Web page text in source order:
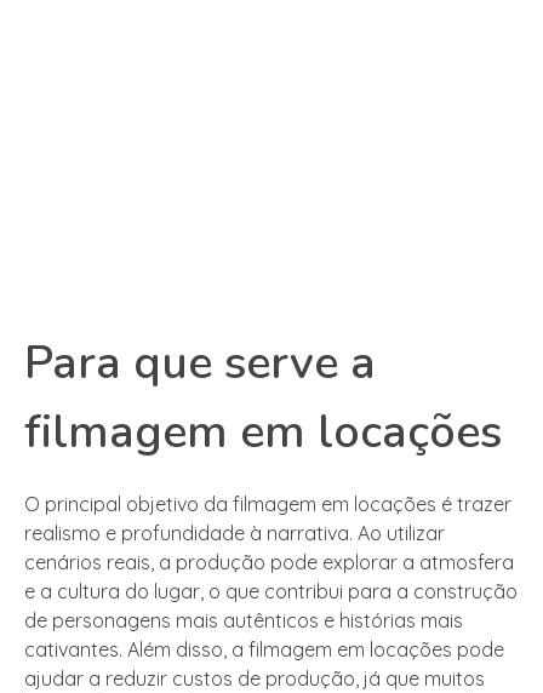
Para que serve a
filmagem em locações
O principal objetivo da filmagem em locações é trazer
realismo e profundidade à narrativa. Ao utilizar
cenários reais, a produção pode explorar a atmosfera
e a cultura do lugar, o que contribui para a construção
de personagens mais autênticos e histórias mais
cativantes. Além disso, a filmagem em locações pode
ajudar a reduzir custos de produção, já que muitos